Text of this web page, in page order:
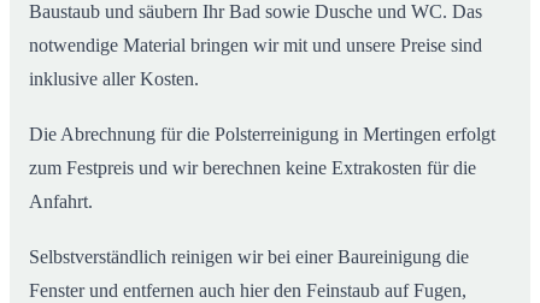
Baustaub und säubern Ihr Bad sowie Dusche und WC. Das
notwendige Material bringen wir mit und unsere Preise sind
inklusive aller Kosten.
Die Abrechnung für die Polsterreinigung in Mertingen erfolgt
zum Festpreis und wir berechnen keine Extrakosten für die
Anfahrt.
Selbstverständlich reinigen wir bei einer Baureinigung die
Fenster und entfernen auch hier den Feinstaub auf Fugen,